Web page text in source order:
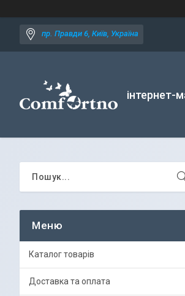
пр. Правди 6, Київ, Україна
інтернет-
Каталог товарів
Доставка та оплата